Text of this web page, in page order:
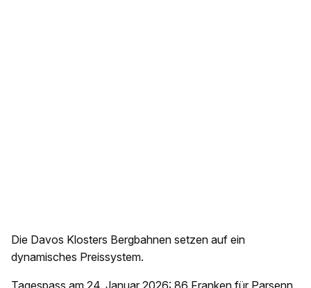
Die Davos Klosters Bergbahnen setzen auf ein
dynamisches Preissystem.
Tagespass am 24. Januar 2026: 86 Franken für Parsenn